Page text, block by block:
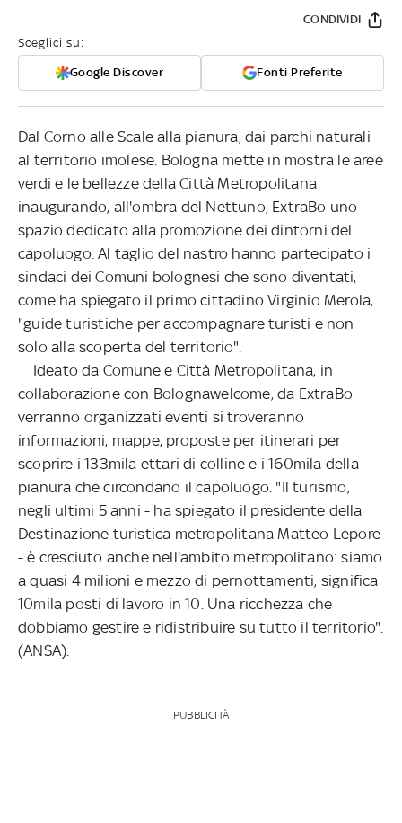
Sceglici su:
Google Discover Fonti Preferite
CONDIVIDI
Dal Corno alle Scale alla pianura, dai parchi naturali
al territorio imolese. Bologna mette in mostra le aree
verdi e le bellezze della Città Metropolitana
inaugurando, all'ombra del Nettuno, ExtraBo uno
spazio dedicato alla promozione dei dintorni del
capoluogo. Al taglio del nastro hanno partecipato i
sindaci dei Comuni bolognesi che sono diventati,
come ha spiegato il primo cittadino Virginio Merola,
"guide turistiche per accompagnare turisti e non
solo alla scoperta del territorio".
Ideato da Comune e Città Metropolitana, in
collaborazione con Bolognawelcome, da ExtraBo
verranno organizzati eventi si troveranno
informazioni, mappe, proposte per itinerari per
scoprire i 133mila ettari di colline e i 160mila della
pianura che circondano il capoluogo. "Il turismo,
negli ultimi 5 anni - ha spiegato il presidente della
Destinazione turistica metropolitana Matteo Lepore
- è cresciuto anche nell'ambito metropolitano: siamo
a quasi 4 milioni e mezzo di pernottamenti, significa
10mila posti di lavoro in 10. Una ricchezza che
dobbiamo gestire e ridistribuire su tutto il territorio".
(ANSA).
PUBBLICITÀ